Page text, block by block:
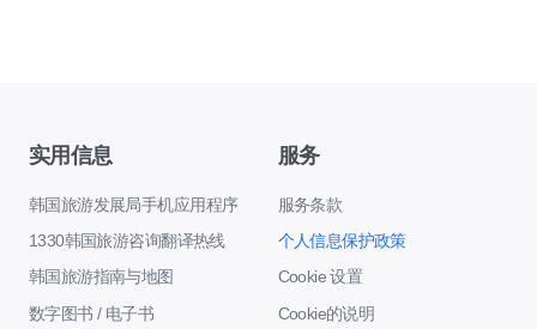
实用信息
韩国旅游发展局手机应用程序
1330韩国旅游咨询翻译热线
韩国旅游指南与地图
数字图书 / 电子书
服务
服务条款
个人信息保护政策
Cookie 设置
Cookie的说明